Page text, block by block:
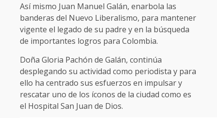
Así mismo Juan Manuel Galán, enarbola las
banderas del Nuevo Liberalismo, para mantener
vigente el legado de su padre y en la búsqueda
de importantes logros para Colombia.
Doña Gloria Pachón de Galán, continúa
desplegando su actividad como periodista y para
ello ha centrado sus esfuerzos en impulsar y
rescatar uno de los íconos de la ciudad como es
el Hospital San Juan de Dios.